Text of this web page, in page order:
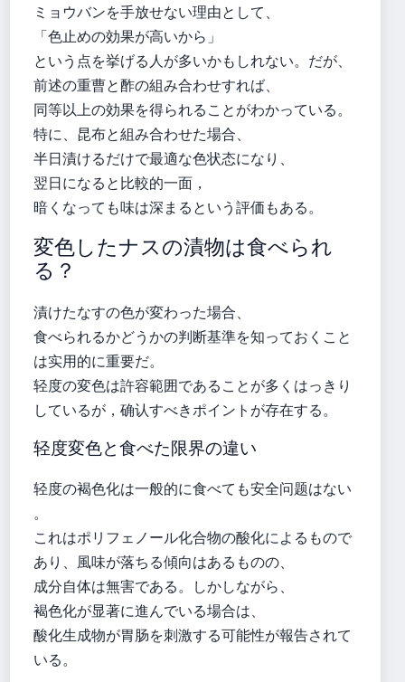
ミョウバンを手放せない理由として、
「色止めの効果が高いから」
という点を挙げる人が多いかもしれない。だが、
前述の重曹と酢の組み合わせすれば、
同等以上の効果を得られることがわかっている。
特に、昆布と組み合わせた場合、
半日漬けるだけで最適な色状态になり、
翌日になると比較的一面，
暗くなっても味は深まるという評価もある。
変色したナスの漬物は食べられ
る？
漬けたなすの色が変わった場合、
食べられるかどうかの判断基準を知っておくこと
は实用的に重要だ。
轻度の変色は許容範囲であることが多くはっきり
しているが，确认すべきポイントが存在する。
轻度変色と食べた限界の違い
轻度の褐色化は一般的に食べても安全问题はない
。
これはポリフェノール化合物の酸化によるもので
あり、風味が落ちる傾向はあるものの、
成分自体は無害である。しかしながら、
褐色化が显著に進んでいる場合は、
酸化生成物が胃肠を刺激する可能性が報告されて
いる。